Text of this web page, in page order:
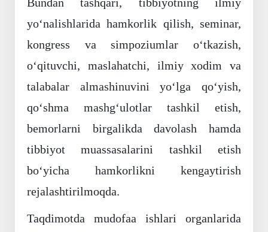
Bundan tashqari, tibbiyotning ilmiy
yo‘nalishlarida hamkorlik qilish, seminar,
kongress va simpoziumlar o‘tkazish,
o‘qituvchi, maslahatchi, ilmiy xodim va
talabalar almashinuvini yo‘lga qo‘yish,
qo‘shma mashg‘ulotlar tashkil etish,
bemorlarni birgalikda davolash hamda
tibbiyot muassasalarini tashkil etish
bo‘yicha hamkorlikni kengaytirish
rejalashtirilmoqda.
Taqdimotda mudofaa ishlari organlarida